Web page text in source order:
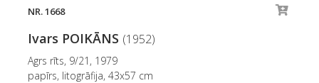
NR. 1668
Ivars POIKĀNS (1952)
Agrs rīts, 9/21, 1979
papīrs, litogrāfija, 43x57 cm